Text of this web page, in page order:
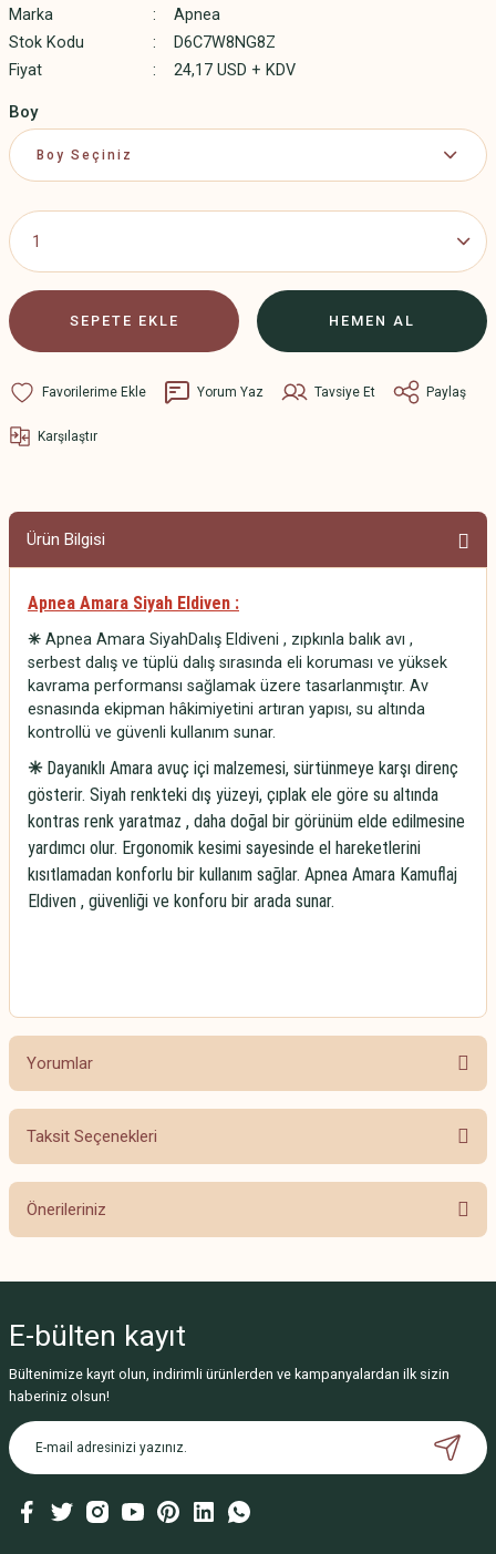
Marka
Apnea
Stok Kodu
D6C7W8NG8Z
Fiyat
24,17 USD + KDV
Boy
SEPETE EKLE HEMEN AL
Yorum Yaz Tavsiye Et Paylaş
Karşılaştır
Ürün Bilgisi
Apnea Amara Siyah Eldiven :
✳ Apnea Amara SiyahDalış Eldiveni , zıpkınla balık avı ,
serbest dalış ve tüplü dalış sırasında eli koruması ve yüksek
kavrama performansı sağlamak üzere tasarlanmıştır. Av
esnasında ekipman hâkimiyetini artıran yapısı, su altında
kontrollü ve güvenli kullanım sunar.
✳ Dayanıklı Amara avuç içi malzemesi, sürtünmeye karşı direnç
gösterir. Siyah renkteki dış yüzeyi, çıplak ele göre su altında
kontras renk yaratmaz , daha doğal bir görünüm elde edilmesine
yardımcı olur. Ergonomik kesimi sayesinde el hareketlerini
kısıtlamadan konforlu bir kullanım sağlar. Apnea Amara Kamuflaj
Eldiven , güvenliği ve konforu bir arada sunar.
Yorumlar
Bu ürüne ilk yorumu siz yapın!
Taksit Seçenekleri
Önerileriniz
Görüş ve önerileriniz için teşekkür ederiz.
Ürün resmi kalitesiz, bozuk veya görüntülenemiyor.
Ürün açıklamasında eksik bilgiler bulunuyor.
Ürün bilgilerinde hatalar bulunuyor.
Bu ürüne benzer farklı alternatifler olmalı.
E-bülten kayıt
Bültenimize kayıt olun, indirimli ürünlerden ve kampanyalardan ilk sizin
haberiniz olsun!